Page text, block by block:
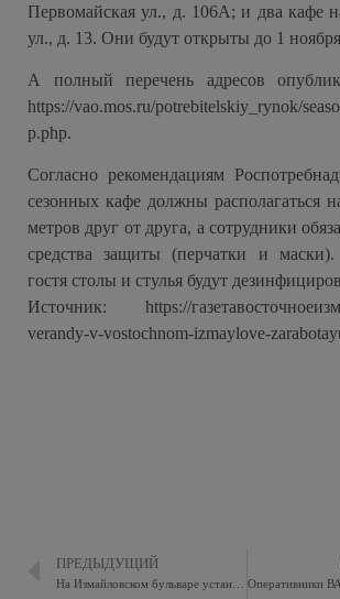
Первомайская ул., д. 106А; и два кафе
ул., д. 13. Они будут открыты до 1
А полный перечень адресов
https://vao.mos.ru/potrebitelskiy_rynok/
p.php.
Согласно рекомендациям
сезонных кафе должны располагаться
метров друг от друга, а сотрудники
средства защиты (перчатки и
гостя столы и стулья будут
Источник: https://
verandy-v-vostochnom-izmaylove-
ПРЕДЫДУЩИЙ